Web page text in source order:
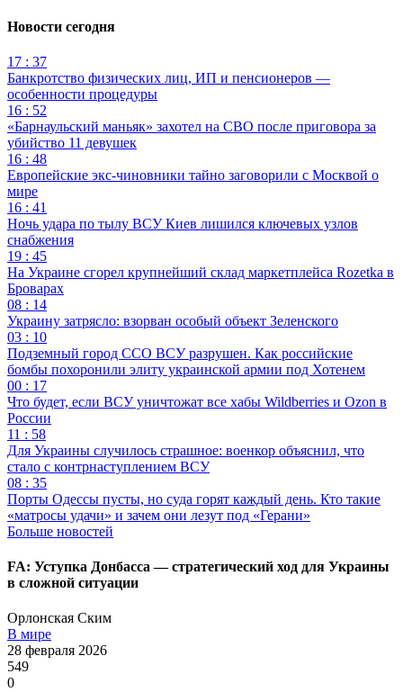
Новости сегодня
17 : 37
Банкротство физических лиц, ИП и пенсионеров —
особенности процедуры
16 : 52
«Барнаульский маньяк» захотел на СВО после приговора за
убийство 11 девушек
16 : 48
Европейские экс-чиновники тайно заговорили с Москвой о
мире
16 : 41
Ночь удара по тылу ВСУ Киев лишился ключевых узлов
снабжения
19 : 45
На Украине сгорел крупнейший склад маркетплейса Rozetka в
Броварах
08 : 14
Украину затрясло: взорван особый объект Зеленского
03 : 10
Подземный город ССО ВСУ разрушен. Как российские
бомбы похоронили элиту украинской армии под Хотенем
00 : 17
Что будет, если ВСУ уничтожат все хабы Wildberries и Ozon в
России
11 : 58
Для Украины случилось страшное: военкор объяснил, что
стало с контрнаступлением ВСУ
08 : 35
Порты Одессы пусты, но суда горят каждый день. Кто такие
«матросы удачи» и зачем они лезут под «Герани»
Больше новостей
FA: Уступка Донбасса — стратегический ход для Украины
в сложной ситуации
Орлонская Ским
В мире
28 февраля 2026
549
0